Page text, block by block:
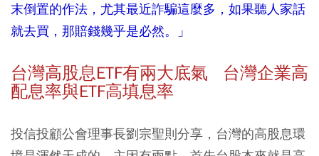
末倒置的作法，尤其最近詐騙這麼多，如果聽人家話
就去買，那賠錢幾乎是必然。」
台灣高股息ETF有兩大底氣 台灣企業高
配息率與ETF高填息率
投信投顧公會理事長劉宗聖則分享，台灣的高股息環